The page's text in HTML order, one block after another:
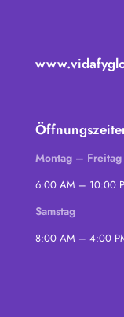
Montag – Freitag
6:00 AM – 10:00
Samstag
8:00 AM – 4:00